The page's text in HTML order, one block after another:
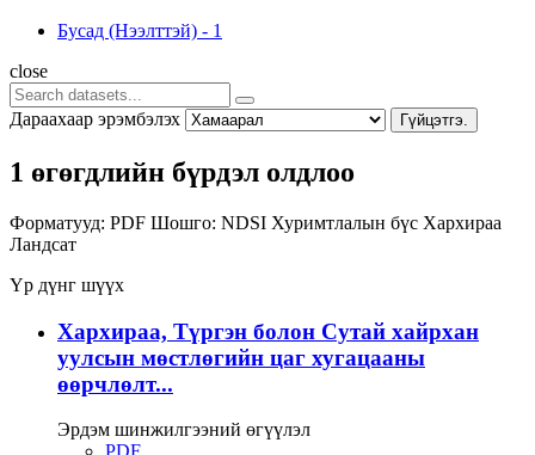
Бусад (Нээлттэй) - 1
close
Дараахаар эрэмбэлэх Гүйцэтгэ.
1 өгөгдлийн бүрдэл олдлоо
Форматууд: PDF Шошго: NDSI Хуримтлалын бүс Хархираа
Ландсат
Үр дүнг шүүх
Хархираа, Түргэн болон Сутай хайрхан
уулсын мөстлөгийн цаг хугацааны
өөрчлөлт...
Эрдэм шинжилгээний өгүүлэл